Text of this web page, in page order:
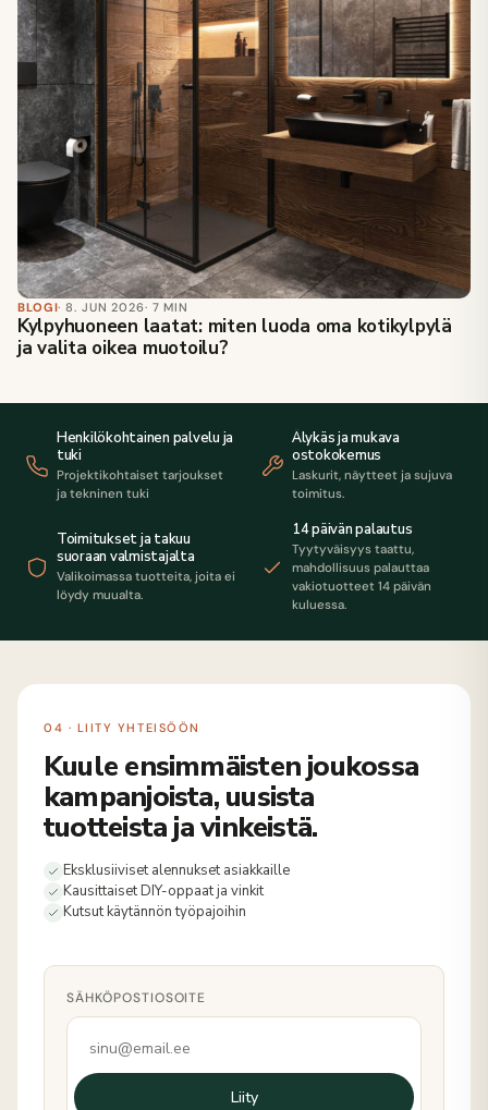
BLOGI· 8. JUN 2026· 7 MIN
Kylpyhuoneen laatat: miten luoda oma kotikylpylä
ja valita oikea muotoilu?
Henkilökohtainen palvelu ja
tuki
Projektikohtaiset tarjoukset
ja tekninen tuki
Älykäs ja mukava
ostokokemus
Laskurit, näytteet ja sujuva
toimitus.
Toimitukset ja takuu
suoraan valmistajalta
Valikoimassa tuotteita, joita ei
löydy muualta.
14 päivän palautus
Tyytyväisyys taattu,
mahdollisuus palauttaa
vakiotuotteet 14 päivän
kuluessa.
04 · LIITY YHTEISÖÖN
Kuule ensimmäisten joukossa
kampanjoista, uusista
tuotteista ja vinkeistä.
Eksklusiiviset alennukset asiakkaille
Kausittaiset DIY-oppaat ja vinkit
Kutsut käytännön työpajoihin
SÄHKÖPOSTIOSOITE
Liity